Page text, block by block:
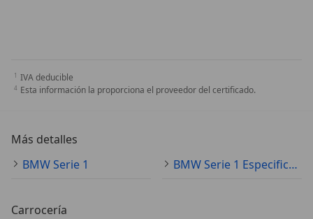
IVA deducible
Esta información la proporciona el proveedor del certificado.
Más detalles
BMW Serie 1
BMW Serie 1 Especificaciones técnicas
Carrocería